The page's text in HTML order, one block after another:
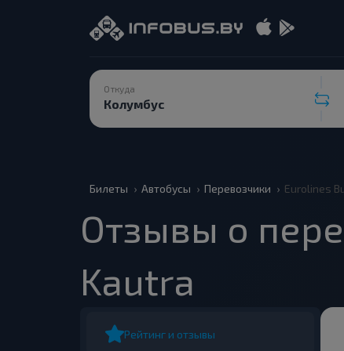
Откуда
Билеты Автобусы Перевозчики Eurolines
Отзывы о
Kautra
Рейтинг и отзывы